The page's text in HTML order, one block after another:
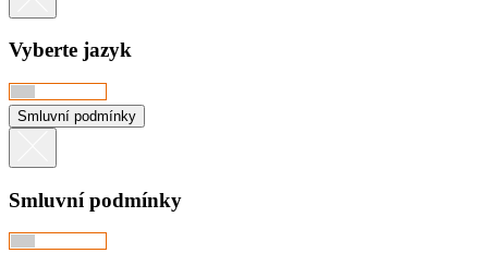
Vyberte jazyk
Smluvní podmínky
Smluvní podmínky